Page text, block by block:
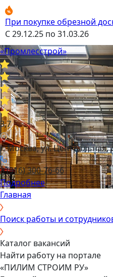
При покупке обрезной
С 29.12.25 по 31.03.26
«Промлесстрой»
3,7
г. Москва, ул. Центральная,
8 (916) 300-76-66
Подробнее
Главная
Поиск работы и
Каталог вакансий
Найти работу на портале
«ПИЛИМ СТРОИМ РУ»